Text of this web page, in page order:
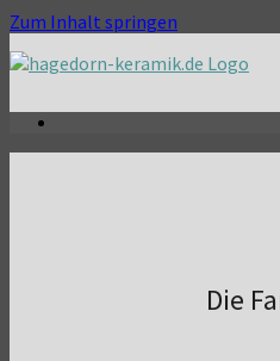
Zum Inhalt springen
Die